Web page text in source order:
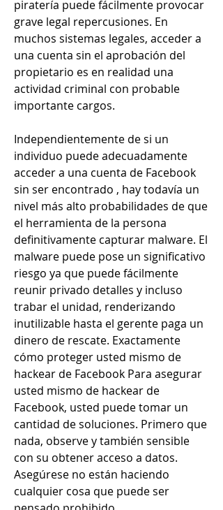
piratería puede fácilmente provocar
grave legal repercusiones. En
muchos sistemas legales, acceder a
una cuenta sin el aprobación del
propietario es en realidad una
actividad criminal con probable
importante cargos.
Independientemente de si un
individuo puede adecuadamente
acceder a una cuenta de Facebook
sin ser encontrado , hay todavía un
nivel más alto probabilidades de que
el herramienta de la persona
definitivamente capturar malware. El
malware puede pose un significativo
riesgo ya que puede fácilmente
reunir privado detalles y incluso
trabar el unidad, renderizando
inutilizable hasta el gerente paga un
dinero de rescate. Exactamente
cómo proteger usted mismo de
hackear de Facebook Para asegurar
usted mismo de hackear de
Facebook, usted puede tomar un
cantidad de soluciones. Primero que
nada, observe y también sensible
con su obtener acceso a datos.
Asegúrese no están haciendo
cualquier cosa que puede ser